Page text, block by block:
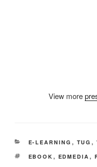
View more
KATEGORIEN
E-LEARNING , TUG ,
SCHLAGWÖRTER
EBOOK , EDMEDIA ,